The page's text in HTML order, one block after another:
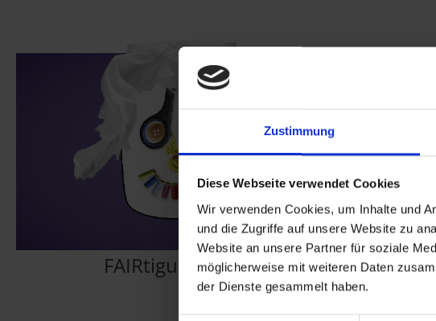
Zustimmung
Diese Webseite verwendet Cookies
Wir verwenden Cookies, um Inhalte und
und die Zugriffe auf unsere Website zu
Website an unsere Partner für soziale
möglicherweise mit weiteren Daten
der Dienste gesammelt haben.
FAIRtigung Textil